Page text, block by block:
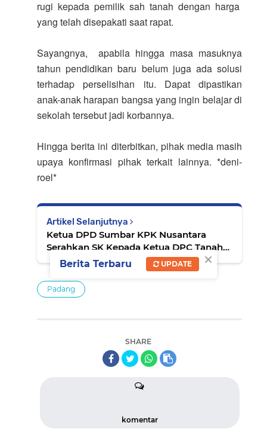
rugi kepada pemilik sah tanah dengan harga
yang telah disepakati saat rapat.
Sayangnya, apabila hingga masa masuknya
tahun pendidikan baru belum juga ada solusi
terhadap perselisihan itu. Dapat dipastikan
anak-anak harapan bangsa yang ingin belajar di
sekolah tersebut jadi korbannya.
Hingga berita ini diterbitkan, pihak media masih
upaya konfirmasi pihak terkait lainnya. *deni-
roel*
Artikel Selanjutnya
Ketua DPD Sumbar KPK Nusantara
Serahkan SK Kepada Ketua DPC Tanah
Datar
Padang
SHARE
komentar
×
Berita Terbaru UPDATE